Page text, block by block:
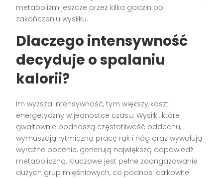
metabolizm jeszcze przez kilka godzin po
zakończeniu wysiłku.
Dlaczego intensywność
decyduje o spalaniu
kalorii?
Im wyższa intensywność, tym większy koszt
energetyczny w jednostce czasu. Wysiłki, które
gwałtownie podnoszą częstotliwość oddechu,
wymuszają rytmiczną pracę rąk i nóg oraz wywołują
wyraźne pocenie, generują największą odpowiedź
metaboliczną. Kluczowe jest pełne zaangażowanie
dużych grup mięśniowych, co podnosi całkowite